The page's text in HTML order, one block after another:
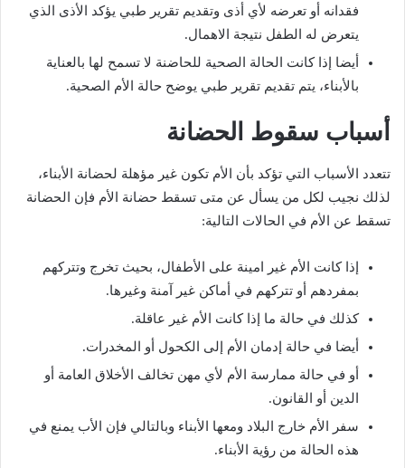
فقدانه أو تعرضه لأي أذى وتقديم تقرير طبي يؤكد الأذى الذي
يتعرض له الطفل نتيجة الاهمال.
أيضا إذا كانت الحالة الصحية للحاضنة لا تسمح لها بالعناية
بالأبناء، يتم تقديم تقرير طبي يوضح حالة الأم الصحية.
أسباب سقوط الحضانة
تتعدد الأسباب التي تؤكد بأن الأم تكون غير مؤهلة لحضانة الأبناء،
لذلك نجيب لكل من يسأل عن متى تسقط حضانة الأم فإن الحضانة
تسقط عن الأم في الحالات التالية:
إذا كانت الأم غير امينة على الأطفال، بحيث تخرج وتتركهم
بمفردهم أو تتركهم في أماكن غير آمنة وغيرها.
كذلك في حالة ما إذا كانت الأم غير عاقلة.
أيضا في حالة إدمان الأم إلى الكحول أو المخدرات.
أو في حالة ممارسة الأم لأي مهن تخالف الأخلاق العامة أو
الدين أو القانون.
سفر الأم خارج البلاد ومعها الأبناء وبالتالي فإن الأب يمنع في
هذه الحالة من رؤية الأبناء.